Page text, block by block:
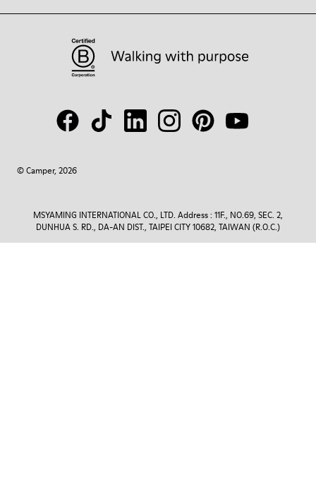
© Camper, 2026
MSYAMING INTERNATIONAL CO., LTD. Address : 11F., NO.69, SEC. 2,
DUNHUA S. RD., DA-AN DIST., TAIPEI CITY 10682, TAIWAN (R.O.C.)